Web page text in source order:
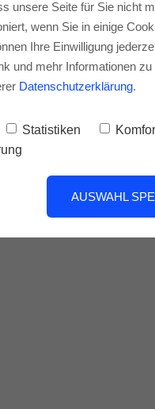
unsere Seite für Sie nicht
wenn Sie in einige
Ihre Einwilligung
und mehr Informationen
Datenschutzerklärung.
Statistiken
AUSWAHL